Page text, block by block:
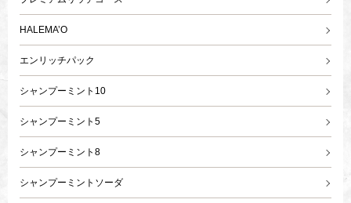
HALEMA’O
エンリッチパック
シャンプーミント10
シャンプーミント5
シャンプーミント8
シャンプーミントソーダ